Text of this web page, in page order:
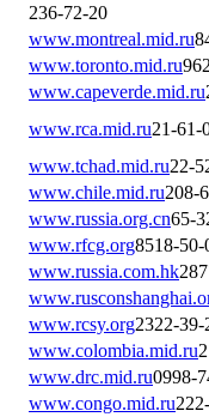
236-72-20
www.montreal.mid.ru
www.toronto.mid.ru
www.capeverde.mid.ru
www.rca.mid.ru21-61-
www.tchad.mid.ru22-
www.chile.mid.ru208-
www.russia.org.cn65-
www.rfcg.org8518-50-
www.russia.com.hk
www.rcsy.org2322-
www.colombia.mid.ru
www.drc.mid.ru0998-
www.congo.mid.ru